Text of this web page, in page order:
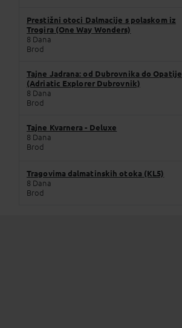
Prestižni otoci Dalmacije s polaskom iz
Trogira (One Way Wonders)
8 Dana
Brod
Tajne Jadrana: od Dubrovnika do Opatije
(Adriatic Explorer Dubrovnik)
8 Dana
Brod
Tajne Kvarnera - Deluxe
8 Dana
Brod
Tragovima dalmatinskih otoka (KL5)
8 Dana
Brod